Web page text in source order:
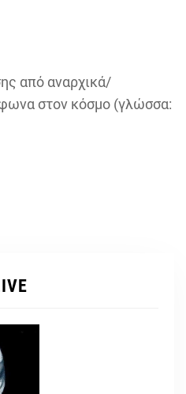
από αναρχικά/
στον κόσμο (γλώσσα: